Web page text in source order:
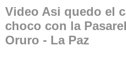
Video Asi quedo el
choco con la
Oruro - La Paz